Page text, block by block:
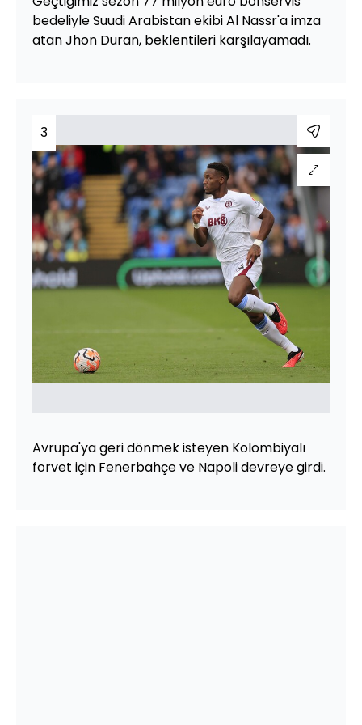
bedeliyle Suudi Arabistan ekibi Al Nassr'a imza
atan Jhon Duran, beklentileri karşılayamadı.
3
Avrupa'ya geri dönmek isteyen Kolombiyalı
forvet için Fenerbahçe ve Napoli devreye girdi.